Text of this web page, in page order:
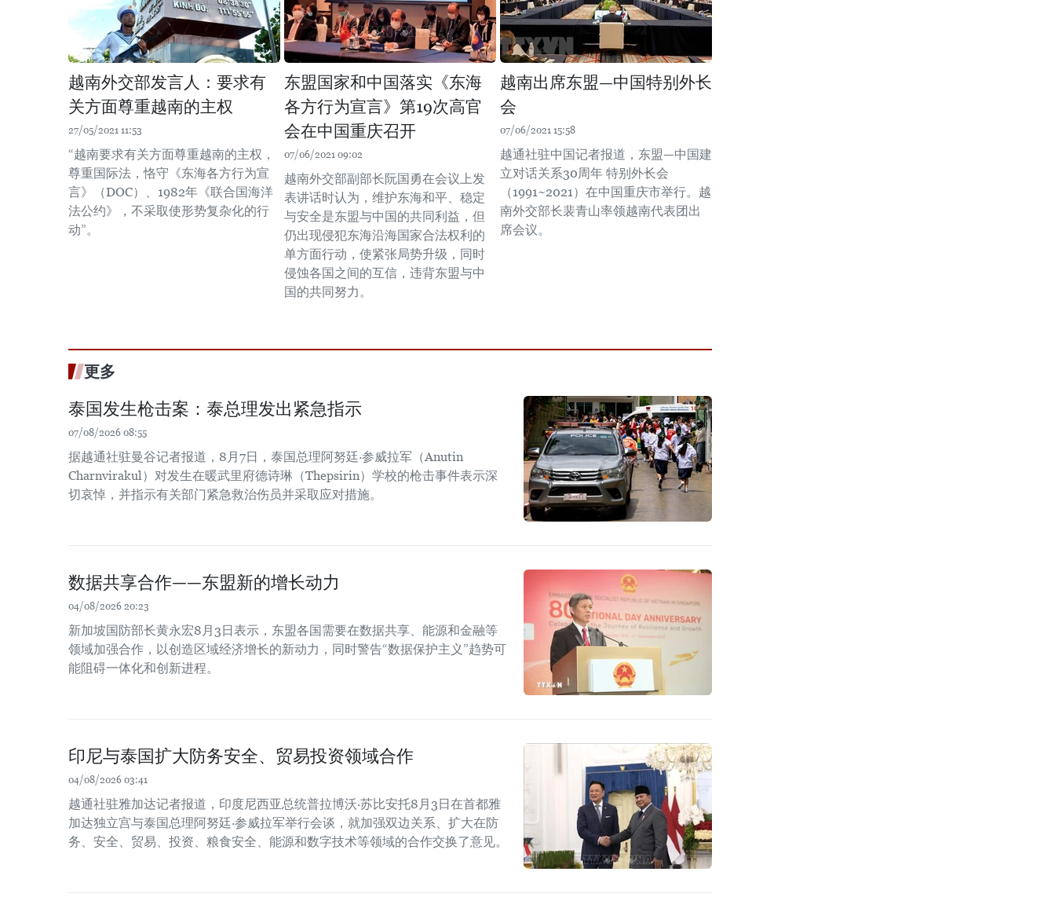
越南外交部发言人：要求有
关方面尊重越南的主权
27/05/2021 11:53
“越南要求有关方面尊重越南的主权，
尊重国际法，恪守《东海各方行为宣
言》（DOC）、1982年《联合国海洋
法公约》，不采取使形势复杂化的行
动”。
东盟国家和中国落实《东海
各方行为宣言》第19次高官
会在中国重庆召开
07/06/2021 09:02
越南外交部副部长阮国勇在会议上发
表讲话时认为，维护东海和平、稳定
与安全是东盟与中国的共同利益，但
仍出现侵犯东海沿海国家合法权利的
单方面行动，使紧张局势升级，同时
侵蚀各国之间的互信，违背东盟与中
国的共同努力。
越南出席东盟—中国特别外长
会
07/06/2021 15:58
越通社驻中国记者报道，东盟—中国建
立对话关系30周年 特别外长会
（1991~2021）在中国重庆市举行。越
南外交部长裴青山率领越南代表团出
席会议。
更多
泰国发生枪击案：泰总理发出紧急指示
07/08/2026 08:55
据越通社驻曼谷记者报道，8月7日，泰国总理阿努廷·参威拉军（Anutin
Charnvirakul）对发生在暖武里府德诗琳（Thepsirin）学校的枪击事件表示深
切哀悼，并指示有关部门紧急救治伤员并采取应对措施。
数据共享合作——东盟新的增长动力
04/08/2026 20:23
新加坡国防部长黄永宏8月3日表示，东盟各国需要在数据共享、能源和金融等
领域加强合作，以创造区域经济增长的新动力，同时警告“数据保护主义”趋势可
能阻碍一体化和创新进程。
印尼与泰国扩大防务安全、贸易投资领域合作
04/08/2026 03:41
越通社驻雅加达记者报道，印度尼西亚总统普拉博沃·苏比安托8月3日在首都雅
加达独立宫与泰国总理阿努廷·参威拉军举行会谈，就加强双边关系、扩大在防
务、安全、贸易、投资、粮食安全、能源和数字技术等领域的合作交换了意见。